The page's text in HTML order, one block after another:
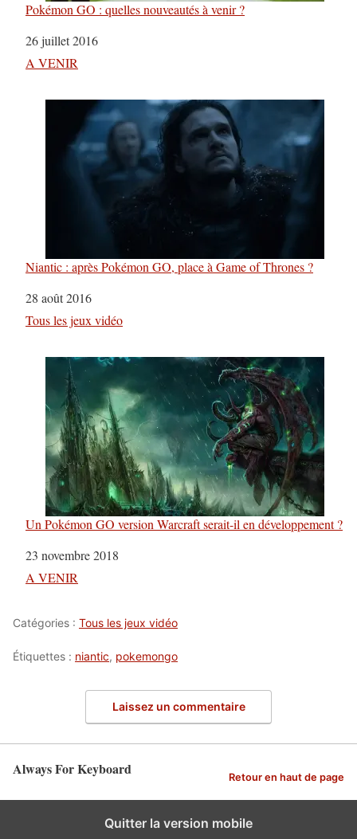
Pokémon GO : quelles nouveautés à venir ?
Date
26 juillet 2016
Par rapport à
A VENIR
Niantic : après Pokémon GO, place à Game of Thrones ?
Date
28 août 2016
Par rapport à
Tous les jeux vidéo
Un Pokémon GO version Warcraft serait-il en développement ?
Date
23 novembre 2018
Par rapport à
A VENIR
Catégories : Tous les jeux vidéo
Étiquettes : niantic, pokemongo
Laissez un commentaire
Always For Keyboard Retour en haut de page
Quitter la version mobile